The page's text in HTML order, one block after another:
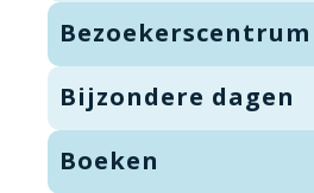
Bijzondere dagen
Boeken